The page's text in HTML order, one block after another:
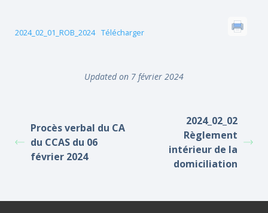
2024_02_01_ROB_2024 Télécharger
Updated on 7 février 2024
Procès verbal du CA
du CCAS du 06
février 2024
2024_02_02
Règlement
intérieur de la
domiciliation